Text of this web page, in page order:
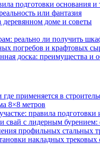
подготовки основания и
или фантазия
доме и советы
реально ли получить
погребов и крафтовых
доска: преимущества и
применяется в
8×8 метров
правила подготовки
свай с лидерным
профильных стальных
накладных трековых